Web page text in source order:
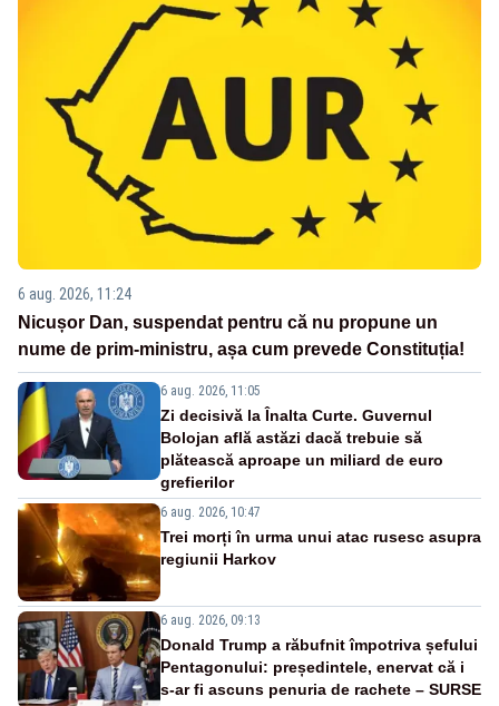
6 aug. 2026, 11:24
Nicușor Dan, suspendat pentru că nu propune un
nume de prim-ministru, așa cum prevede Constituția!
6 aug. 2026, 11:05
Zi decisivă la Înalta Curte. Guvernul
Bolojan află astăzi dacă trebuie să
plătească aproape un miliard de euro
grefierilor
6 aug. 2026, 10:47
Trei morți în urma unui atac rusesc asupra
regiunii Harkov
6 aug. 2026, 09:13
Donald Trump a răbufnit împotriva șefului
Pentagonului: președintele, enervat că i
s-ar fi ascuns penuria de rachete – SURSE